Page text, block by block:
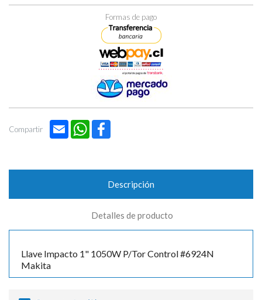
Formas de pago
Compartir Email WhatsApp
Descripción
Detalles de producto
Llave Impacto 1" 1050W P/Tor Control #6924N
Makita